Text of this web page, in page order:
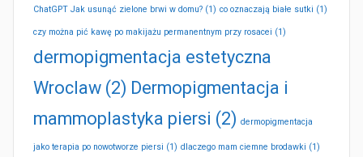
ChatGPT Jak usunąć zielone brwi w domu? (1) co oznaczają białe sutki (1)
czy można pić kawę po makijażu permanentnym przy rosacei (1)
dermopigmentacja estetyczna
Wroclaw (2) Dermopigmentacja i
mammoplastyka piersi (2) dermopigmentacja
jako terapia po nowotworze piersi (1) dlaczego mam ciemne brodawki (1)